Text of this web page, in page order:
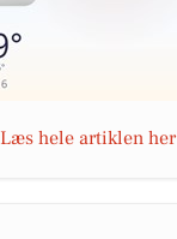
Læs hele artiklen her